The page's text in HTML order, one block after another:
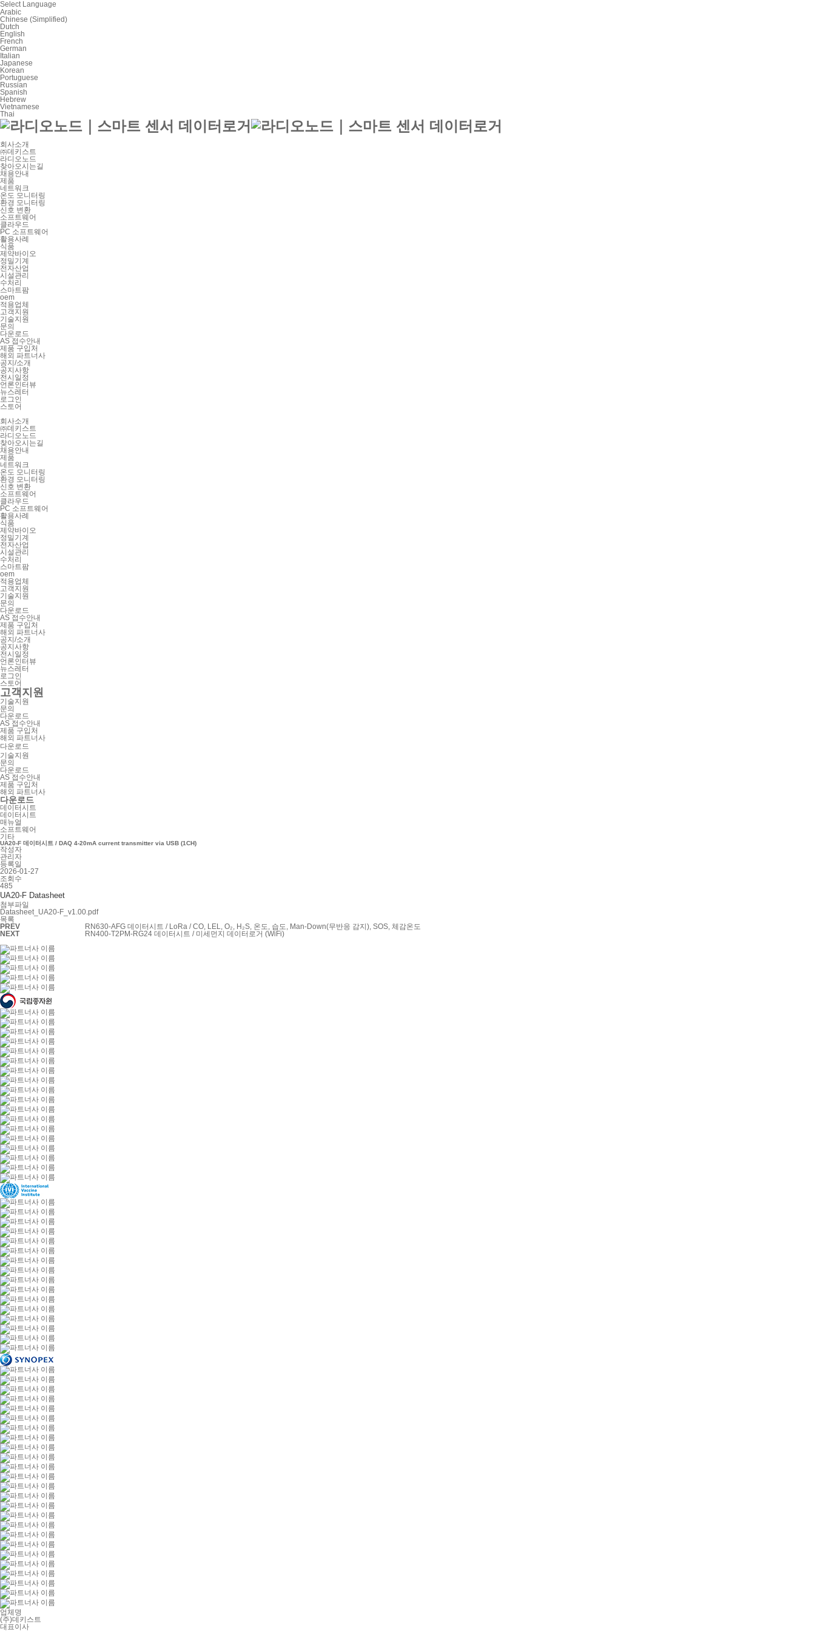
Select Language
Arabic
Chinese (Simplified)
Dutch
English
French
German
Italian
Japanese
Korean
Portuguese
Russian
Spanish
Hebrew
Vietnamese
Thai
회사소개
㈜데키스트
라디오노드
찾아오시는길
채용안내
제품
네트워크
온도 모니터링
환경 모니터링
신호 변환
소프트웨어
클라우드
PC 소프트웨어
활용사례
식품
제약바이오
정밀기계
전자산업
시설관리
수처리
스마트팜
oem
적용업체
고객지원
기술지원
문의
다운로드
AS 접수안내
제품 구입처
해외 파트너사
공지/소개
공지사항
전시일정
언론인터뷰
뉴스레터
로그인
스토어
회사소개
㈜데키스트
라디오노드
찾아오시는길
채용안내
제품
네트워크
온도 모니터링
환경 모니터링
신호 변환
소프트웨어
클라우드
PC 소프트웨어
활용사례
식품
제약바이오
정밀기계
전자산업
시설관리
수처리
스마트팜
oem
적용업체
고객지원
기술지원
문의
다운로드
AS 접수안내
제품 구입처
해외 파트너사
공지/소개
공지사항
전시일정
언론인터뷰
뉴스레터
로그인
스토어
고객지원
기술지원
문의
다운로드
AS 접수안내
제품 구입처
해외 파트너사
다운로드
기술지원
문의
다운로드
AS 접수안내
제품 구입처
해외 파트너사
다운로드
데이터시트
데이터시트
매뉴얼
소프트웨어
기타
UA20-F 데이터시트 / DAQ 4-20mA current transmitter via USB (1CH)
작성자
관리자
등록일
2026-01-27
조회수
485
UA20-F Datasheet
첨부파일
Datasheet_UA20-F_v1.00.pdf
목록
PREV
RN630-AFG 데이터시트 / LoRa / CO, LEL, O₂, H₂S, 온도, 습도, Man-Down(무반응 감지), SOS, 체감온도
NEXT
RN400-T2PM-RG24 데이터시트 / 미세먼지 데이터로거 (WiFi)
업체명
(주)데키스트
대표이사